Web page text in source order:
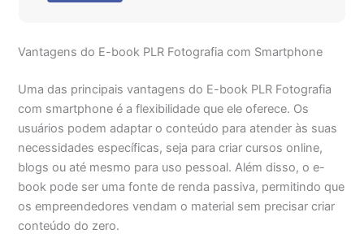
Vantagens do E-book PLR Fotografia com Smartphone
Uma das principais vantagens do E-book PLR Fotografia
com smartphone é a flexibilidade que ele oferece. Os
usuários podem adaptar o conteúdo para atender às suas
necessidades específicas, seja para criar cursos online,
blogs ou até mesmo para uso pessoal. Além disso, o e-
book pode ser uma fonte de renda passiva, permitindo que
os empreendedores vendam o material sem precisar criar
conteúdo do zero.